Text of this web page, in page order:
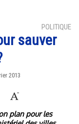
POLITIQUE
sauver
2013
plan pour les